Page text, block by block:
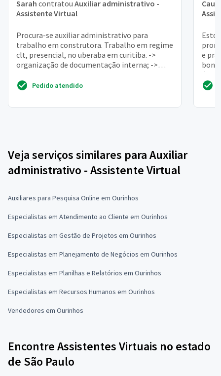
Sarah contratou Auxiliar administrativo -
Assistente Virtual
Procura-se auxiliar administrativo para
trabalho em construtora. Trabalho em regime
clt, presencial, no uberaba em curitiba. ->
organização de documentação interna; ->
Pedido atendido
Cauã
e
área
Veja serviços similares para Auxiliar
administrativo - Assistente Virtual
Auxiliares para Pesquisa Online em Ourinhos
Especialistas em Atendimento ao Cliente em Ourinhos
Especialistas em Gestão de Projetos em Ourinhos
Especialistas em Planejamento de Negócios em Ourinhos
Especialistas em Planilhas e Relatórios em Ourinhos
Especialistas em Recursos Humanos em Ourinhos
Vendedores em Ourinhos
Encontre Assistentes Virtuais no estado
de São Paulo